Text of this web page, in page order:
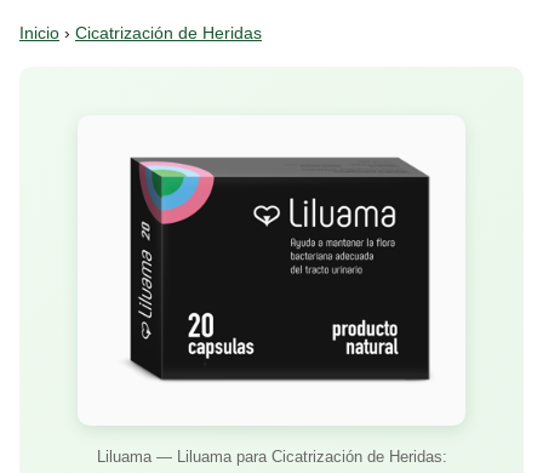
Inicio › Cicatrización de Heridas
Liluama — Liluama para Cicatrización de Heridas: